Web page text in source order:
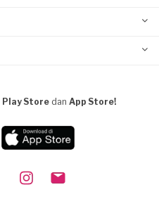
Play Store dan App Store!